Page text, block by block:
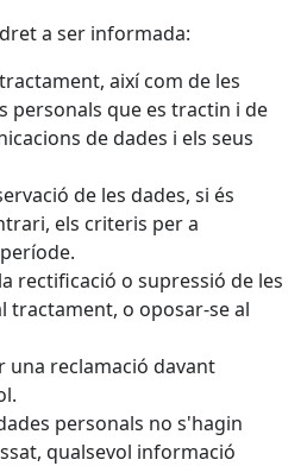
a ser informada:
així com de les
personals que es tractin i de
de dades i els seus
de les dades, si és
els criteris per a
rectificació o supressió de les
tractament, o oposar-se al
una reclamació davant
personals no s'hagin
qualsevol informació